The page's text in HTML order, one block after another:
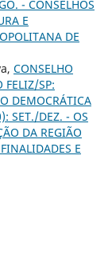
- CONSELHOS
E
DE
CONSELHO
FELIZ/SP:
DEMOCRÁTICA
SET./DEZ. - OS
DA REGIÃO
E